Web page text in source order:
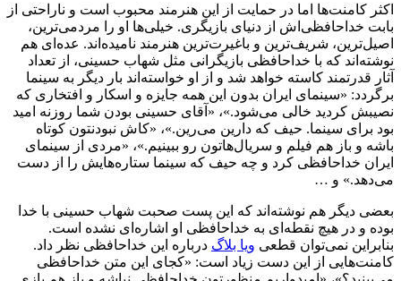
اکثر کامنت‌ها اما در حمایت از این هنرمند محبوب است و ناراحتی از
بابت خداحافظی‌اش از دنیای بازیگری. خیلی‌ها او را مردمی‌ترین،
اصیل‌ترین، شریف‌ترین و باغیرت‌ترین هنرمند نامیده‌اند. عده‌ای هم
نوشته‌اند که با خداحافظی بازیگرانی مثل شهاب حسینی، از تعداد
آثار قدرتمند کاسته خواهد شد و از او خواسته‌اند بار دیگر به سینما
برگردد: «سینمای ایران بدون این همه جایزه و اسکار و افتخاری که
نصیبش کردید خالی می‌شود.»، «آقای حسینی بودن شما روزنه امید
بود برای سینما. حیف که دارین می‌رین.»، «کاش نبودنتون کوتاه
باشه و باز هم فیلم و سریال‌هاتون رو ببینیم.»، «مردی از سینمای
ایران خداحافظی کرد و چه حیف که سینما ستاره‌هایش را از دست
می‌دهد.» و …
بعضی دیگر هم نوشته‌اند که این پست صحبت شهاب حسینی با خدا
بوده و در هیچ نقطه‌ای به خداحافظی او اشاره‌ای نشده است.
بنابراین نمی‌توان قطعی ویا بلاگ درباره این خداحافظی نظر داد.
کامنت‌هایی از این دست زیاد است: «کجای این متن خداحافظی